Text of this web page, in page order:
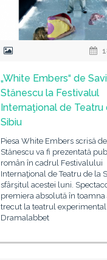
„White Embers“ de
Stănescu la Festivalul
Internaţional de Teatru
Sibiu
Piesa White Embers scrisă
Stănescu va fi prezentată
român în cadrul Festivalului
Internaţional de Teatru de la
sfârşitul acestei luni.
premiera absolută în
trecut la teatrul experimental
Dramalabbet